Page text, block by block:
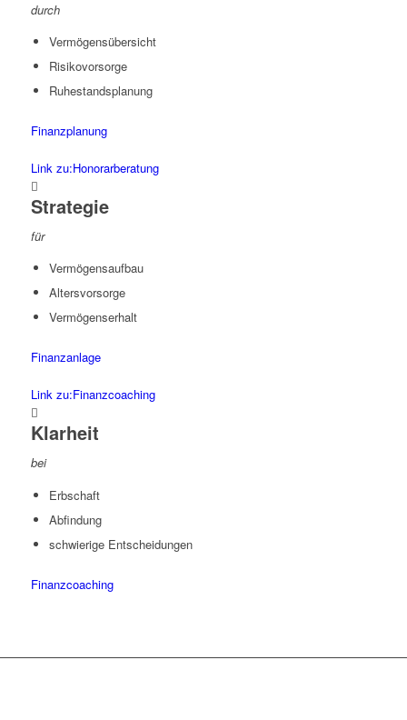
durch
Vermögensübersicht
Risikovorsorge
Ruhestandsplanung
Finanzplanung
Link zu:Honorarberatung
Strategie
für
Vermögensaufbau
Altersvorsorge
Vermögenserhalt
Finanzanlage
Link zu:Finanzcoaching
Klarheit
bei
Erbschaft
Abfindung
schwierige Entscheidungen
Finanzcoaching